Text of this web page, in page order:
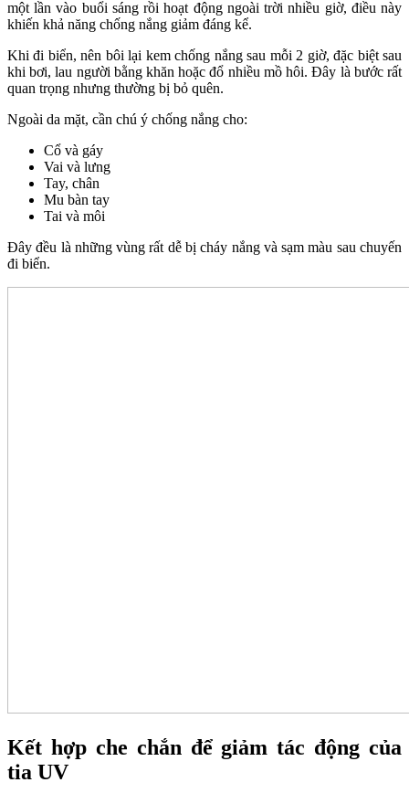
một lần vào buổi sáng rồi hoạt động ngoài trời nhiều giờ, điều này
khiến khả năng chống nắng giảm đáng kể.
Khi đi biển, nên bôi lại kem chống nắng sau mỗi 2 giờ, đặc biệt sau
khi bơi, lau người bằng khăn hoặc đổ nhiều mồ hôi. Đây là bước rất
quan trọng nhưng thường bị bỏ quên.
Ngoài da mặt, cần chú ý chống nắng cho:
Cổ và gáy
Vai và lưng
Tay, chân
Mu bàn tay
Tai và môi
Đây đều là những vùng rất dễ bị cháy nắng và sạm màu sau chuyến
đi biển.
Kết hợp che chắn để giảm tác động của
tia UV